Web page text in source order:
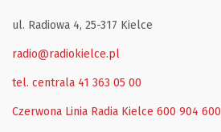
ul. Radiowa 4, 25-317 Kielce
radio@radiokielce.pl
tel. centrala 41 363 05 00
Czerwona Linia Radia Kielce 600 904 600